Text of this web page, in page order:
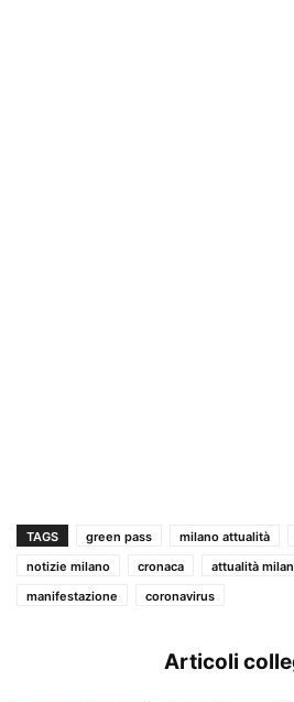
TAGS green pass milano attualità
notizie milano
cronaca attualità
manifestazione
coronavirus
Articoli